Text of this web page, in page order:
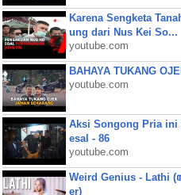
Karena Sengketa
ung dari Nus Kei So...
youtube.com
BAHAYA TUKANG
youtube.com
Aksi Songong Pria ini
esal - 86
youtube.com
Weird Genius - Lathi
er)